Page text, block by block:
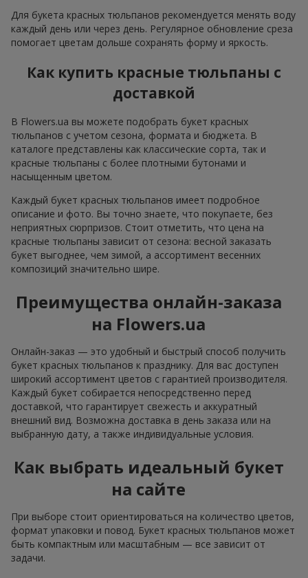
Для букета красных тюльпанов рекомендуется менять воду
каждый день или через день. Регулярное обновление среза
помогает цветам дольше сохранять форму и яркость.
Как купить красные тюльпаны с
доставкой
В Flowers.ua вы можете подобрать букет красных
тюльпанов с учетом сезона, формата и бюджета. В
каталоге представлены как классические сорта, так и
красные тюльпаны с более плотными бутонами и
насыщенным цветом.
Каждый букет красных тюльпанов имеет подробное
описание и фото. Вы точно знаете, что покупаете, без
неприятных сюрпризов. Стоит отметить, что цена на
красные тюльпаны зависит от сезона: весной заказать
букет выгоднее, чем зимой, а ассортимент весенних
композиций значительно шире.
Преимущества онлайн-заказа
на Flowers.ua
Онлайн-заказ — это удобный и быстрый способ получить
букет красных тюльпанов к празднику. Для вас доступен
широкий ассортимент цветов с гарантией производителя.
Каждый букет собирается непосредственно перед
доставкой, что гарантирует свежесть и аккуратный
внешний вид. Возможна доставка в день заказа или на
выбранную дату, а также индивидуальные условия.
Как выбрать идеальный букет
на сайте
При выборе стоит ориентироваться на количество цветов,
формат упаковки и повод. Букет красных тюльпанов может
быть компактным или масштабным — все зависит от
задачи.